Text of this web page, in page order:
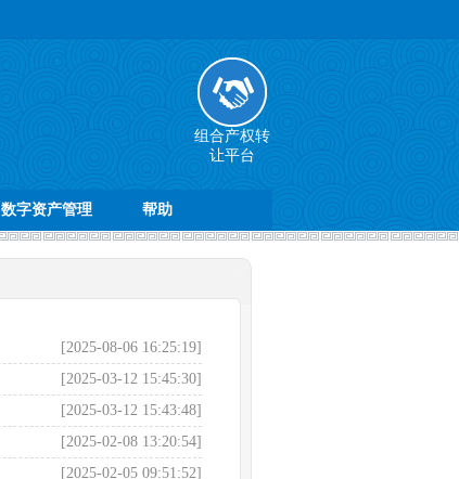
组合产权转
让平台
数字资产管理 帮助
[2025-08-06 16:25:19]
[2025-03-12 15:45:30]
[2025-03-12 15:43:48]
[2025-02-08 13:20:54]
[2025-02-05 09:51:52]